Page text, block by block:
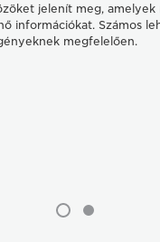
jelenít meg, amelyek
információkat. Számos
megfelelően.